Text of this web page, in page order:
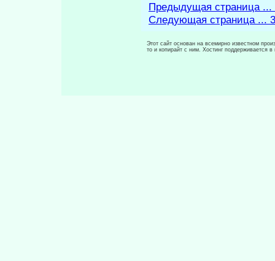
Предыдущая страница ...
Следующая страница ...
Этот сайт основан на всемирно известном
то и копирайт с ним. Хостинг поддерживается